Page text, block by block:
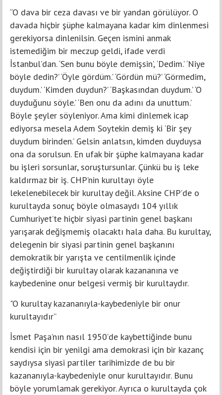
“O dava bir ceza davası ve bir yandan görülüyor. O
davada hiçbir şüphe kalmayana kadar kim dinlenmesi
gerekiyorsa dinlenilsin. Geçen ismini anmak
istemediğim bir meczup geldi, ifade verdi
İstanbul’dan. ‘Sen bunu böyle demişsin’, ‘Dedim.’ ‘Niye
böyle dedin?’ ‘Öyle gördüm.’ ‘Gördün mü?’ ‘Görmedim,
duydum.’ ‘Kimden duydun?’ ‘Başkasından duydum.’ ‘O
duyduğunu söyle.’ ‘Ben onu da adını da unuttum.’
Böyle şeyler söyleniyor. Ama kimi dinlemek icap
ediyorsa mesela Adem Soytekin demiş ki ‘Bir şey
duydum birinden.’ Gelsin anlatsın, kimden duyduysa
ona da sorulsun. En ufak bir şüphe kalmayana kadar
bu işleri sorsunlar, soruştursunlar. Çünkü bu iş leke
kaldırmaz bir iş. CHP’nin kurultayı öyle
lekelenebilecek bir kurultay değil. Aksine CHP’de o
kurultayda sonuç böyle olmasaydı 104 yıllık
Cumhuriyet’te hiçbir siyasi partinin genel başkanı
yarışarak değişmemiş olacaktı hala daha. Bu kurultay,
delegenin bir siyasi partinin genel başkanını
demokratik bir yarışta ve centilmenlik içinde
değiştirdiği bir kurultay olarak kazananına ve
kaybedenine onur belgesi vermiş bir kurultaydır.
"O kurultay kazananıyla-kaybedeniyle bir onur
kurultayıdır”
İsmet Paşa’nın nasıl 1950’de kaybettiğinde bunu
kendisi için bir yenilgi ama demokrasi için bir kazanç
saydıysa siyasi partiler tarihimizde de bu bir
kazananıyla-kaybedeniyle onur kurultayıdır. Bunu
böyle yorumlamak gerekiyor. Ayrıca o kurultayda çok